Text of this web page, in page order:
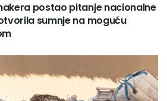
postao pitanje nacionalne
sumnje na moguću